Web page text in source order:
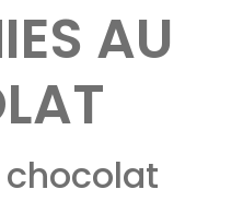
AU
chocolat